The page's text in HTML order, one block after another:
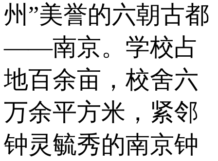
州”美誉的六朝古都
——南京。学校占
地百余亩，校舍六
万余平方米，紧邻
钟灵毓秀的南京钟